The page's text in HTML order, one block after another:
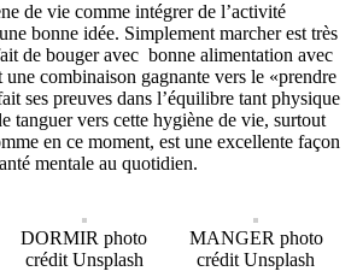
de vie comme intégrer de l’activité
bonne idée. Simplement marcher est très
de bouger avec bonne alimentation avec
combinaison gagnante vers le «prendre
ses preuves dans l’équilibre tant physique
tanguer vers cette hygiène de vie, surtout
en ce moment, est une excellente façon
mentale au quotidien.
DORMIR photo
crédit Unsplash
MANGER photo
crédit Unsplash